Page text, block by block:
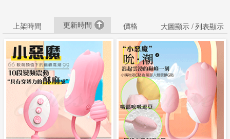
提
防
詐
上架時間 更新時間 價格 大圖顯示 /列表顯示